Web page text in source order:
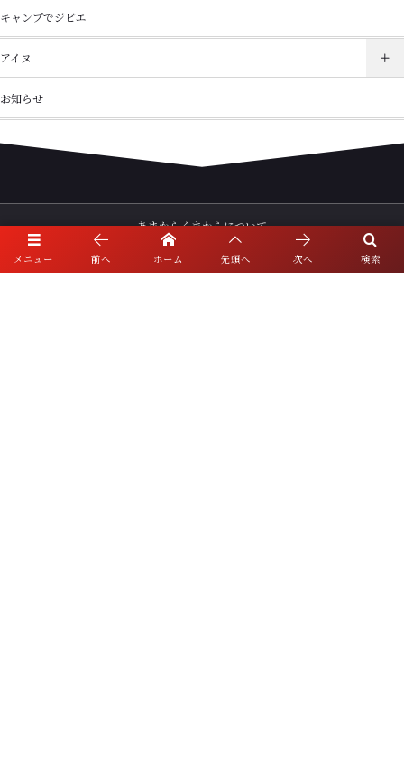
キャンプでジビエ
アイヌ
お知らせ
あまからくまからについて
初めての方へ
メニュー 検索
前へ ホーム 先頭へ 次へ